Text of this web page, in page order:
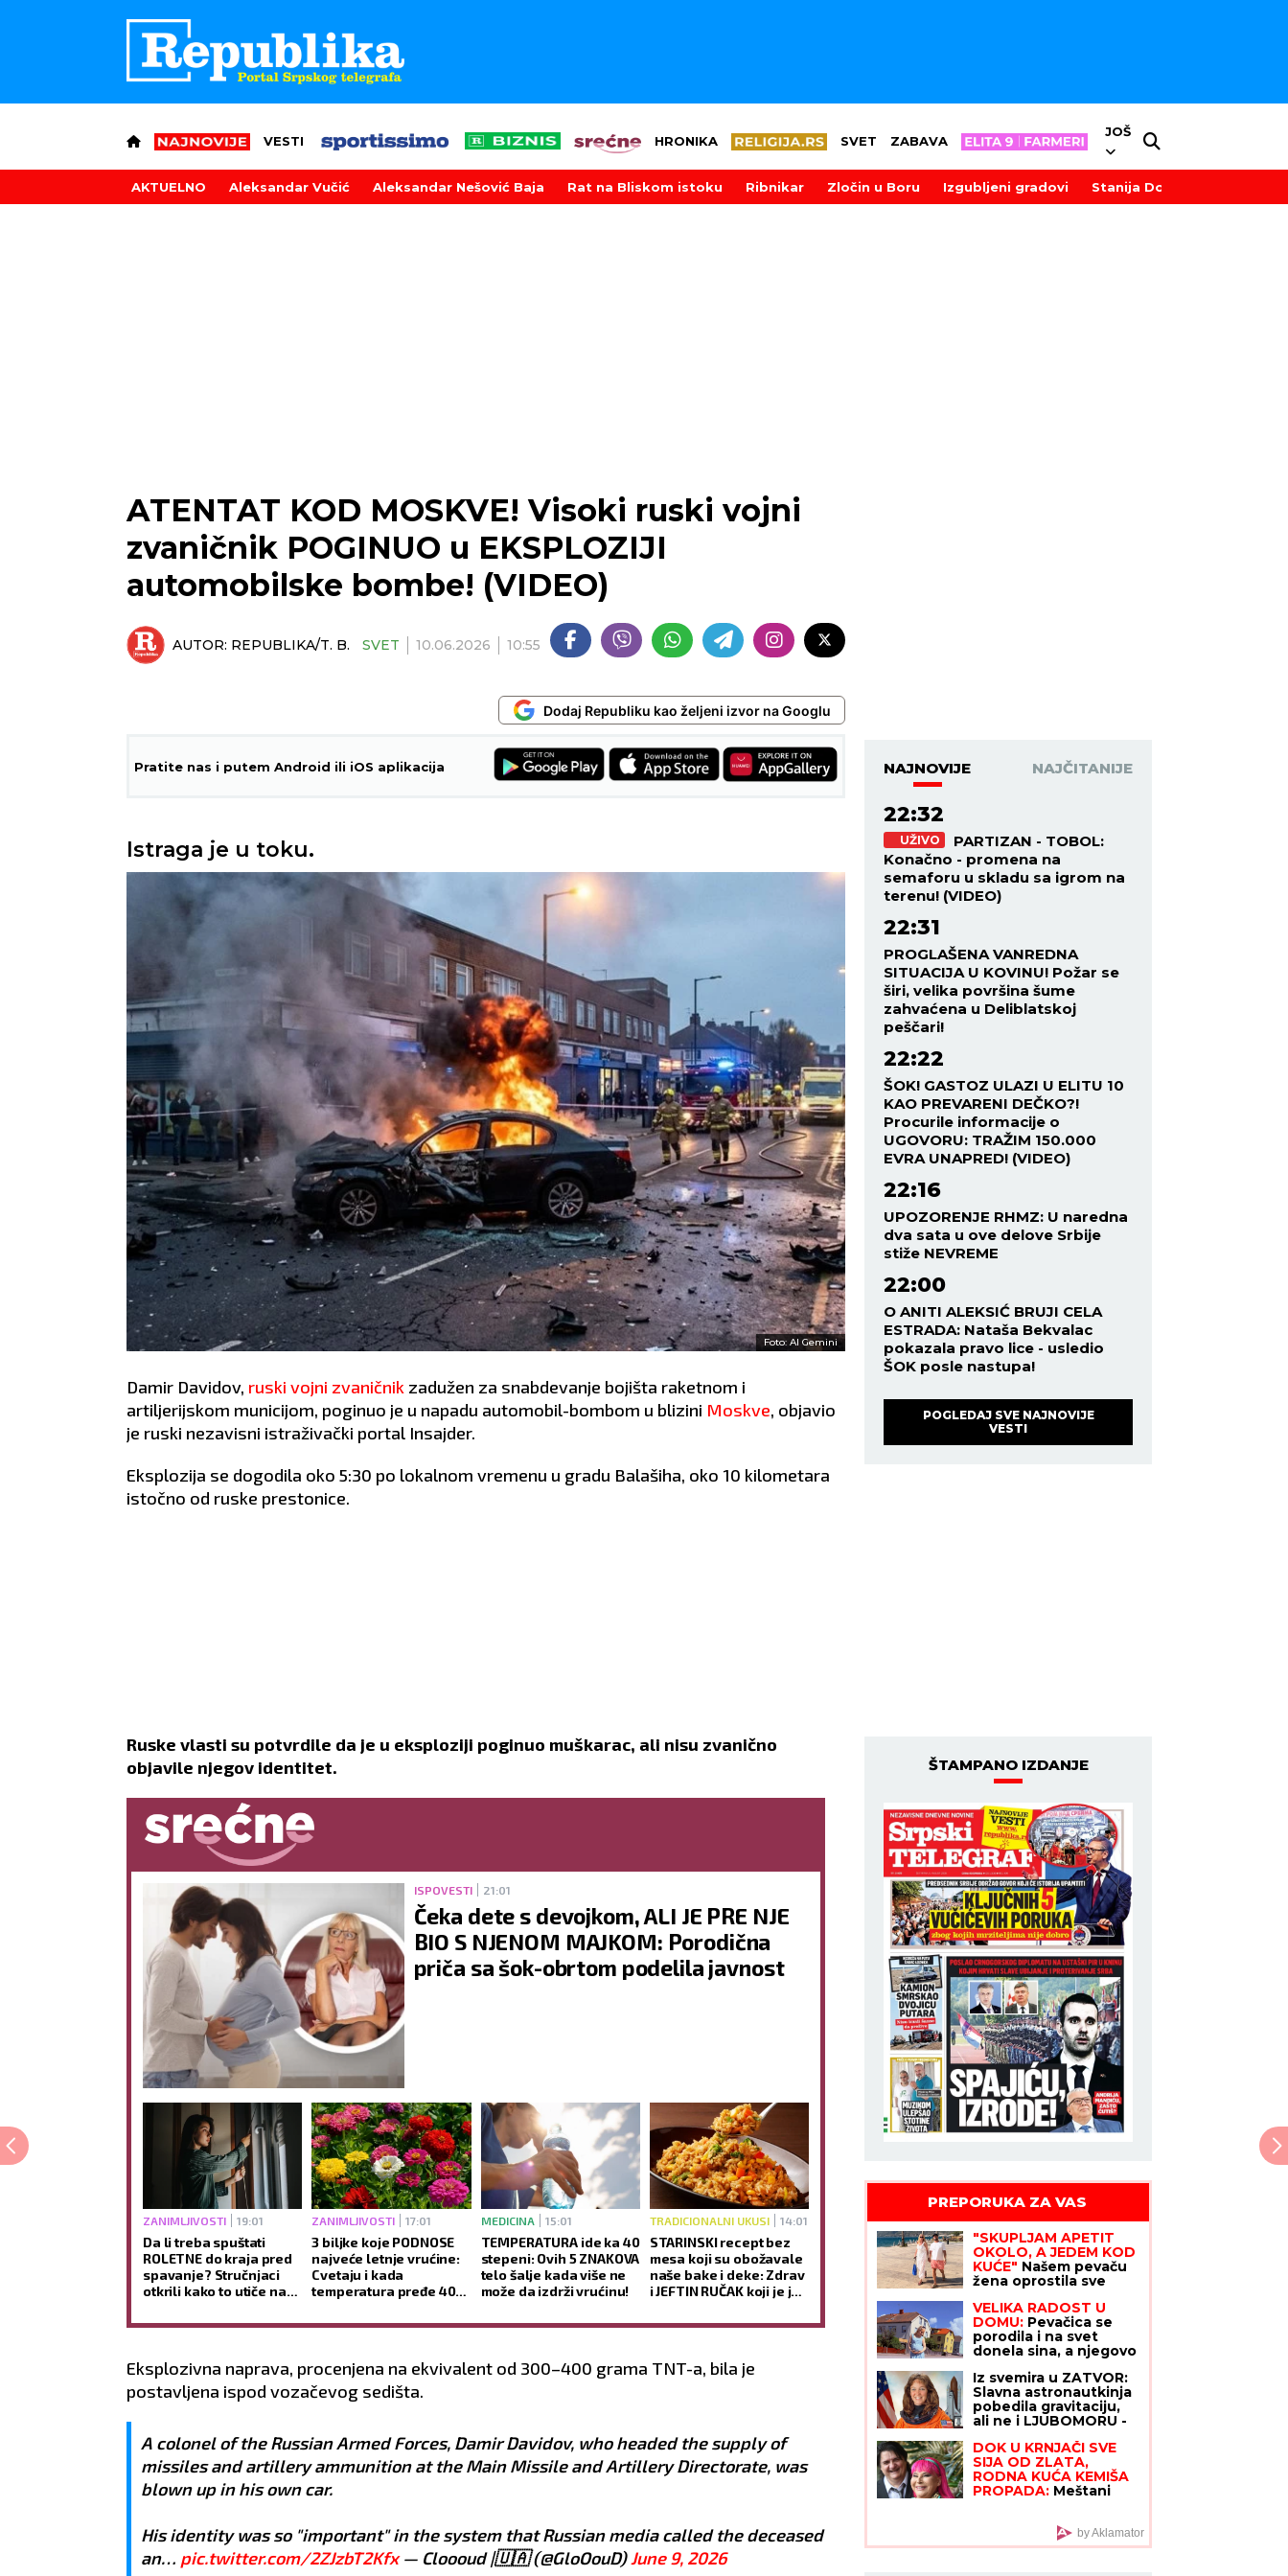
VESTI HRONIKA SVET ZABAVA
JOŠ
AKTUELNO Aleksandar Vučić Aleksandar Nešović Baja Rat na Bliskom istoku Ribnikar Zločin u Boru Izgubljeni gradovi Stanija Dobrojević
ATENTAT KOD MOSKVE! Visoki ruski vojni
zvaničnik POGINUO u EKSPLOZIJI
automobilske bombe! (VIDEO)
AUTOR: REPUBLIKA/T. B. SVET 10.06.2026 10:55
Dodaj Republiku kao željeni izvor na Googlu
Pratite nas i putem Android ili iOS aplikacija
Istraga je u toku.
Foto: AI Gemini
Damir Davidov, ruski vojni zvaničnik zadužen za snabdevanje bojišta raketnom i
artiljerijskom municijom, poginuo je u napadu automobil-bombom u blizini Moskve, objavio
je ruski nezavisni istraživački portal Insajder.
Eksplozija se dogodila oko 5:30 po lokalnom vremenu u gradu Balašiha, oko 10 kilometara
istočno od ruske prestonice.
Ruske vlasti su potvrdile da je u eksploziji poginuo muškarac, ali nisu zvanično
objavile njegov identitet.
ISPOVESTI 21:01
Čeka dete s devojkom, ALI JE PRE NJE
BIO S NJENOM MAJKOM: Porodična
priča sa šok-obrtom podelila javnost
ZANIMLJIVOSTI 19:01
Da li treba spuštati
ROLETNE do kraja pred
spavanje? Stručnjaci
otkrili kako to utiče na
ZANIMLJIVOSTI 17:01
3 biljke koje PODNOSE
najveće letnje vrućine:
Cvetaju i kada
temperatura pređe 40
MEDICINA 15:01
TEMPERATURA ide ka 40
stepeni: Ovih 5 ZNAKOVA
telo šalje kada više ne
može da izdrži vrućinu!
TRADICIONALNI UKUSI 14:01
STARINSKI recept bez
mesa koji su obožavale
naše bake i deke: Zdrav
i JEFTIN RUČAK koji je još
Eksplozivna naprava, procenjena na ekvivalent od 300–400 grama TNT-a, bila je
postavljena ispod vozačevog sedišta.
A colonel of the Russian Armed Forces, Damir Davidov, who headed the supply of
missiles and artillery ammunition at the Main Missile and Artillery Directorate, was
blown up in his own car.
His identity was so "important" in the system that Russian media called the deceased
an… pic.twitter.com/2ZJzbT2Kfx— Cloooud |🇺🇦 (@GloOouD)June 9, 2026
NAJNOVIJE NAJČITANIJE
22:32
UŽIVO
PARTIZAN - TOBOL:
Konačno - promena na
semaforu u skladu sa igrom na
terenu! (VIDEO)
22:31
PROGLAŠENA VANREDNA
SITUACIJA U KOVINU! Požar se
širi, velika površina šume
zahvaćena u Deliblatskoj
peščari!
22:22
ŠOK! GASTOZ ULAZI U ELITU 10
KAO PREVARENI DEČKO?!
Procurile informacije o
UGOVORU: TRAŽIM 150.000
EVRA UNAPRED! (VIDEO)
22:16
UPOZORENJE RHMZ: U naredna
dva sata u ove delove Srbije
stiže NEVREME
22:00
O ANITI ALEKSIĆ BRUJI CELA
ESTRADA: Nataša Bekvalac
pokazala pravo lice - usledio
ŠOK posle nastupa!
POGLEDAJ SVE NAJNOVIJE
VESTI
ŠTAMPANO IZDANJE
PREPORUKA ZA VAS
"SKUPLJAM APETIT
OKOLO, A JEDEM KOD
KUĆE" Našem pevaču
žena oprostila sve
kažem da nisam
pogledao drugu"
VELIKA RADOST U
DOMU: Pevačica se
porodila i na svet
donela sina, a njegovo
značenje
Iz svemira u ZATVOR:
Slavna astronautkinja
pobedila gravitaciju,
ali ne i LJUBOMORU -
naoružala se i krenula
u OBRAČUN sa
rivalkom
DOK U KRNJAČI SVE
SIJA OD ZLATA,
RODNA KUĆA KEMIŠA
PROPADA: Meštani
by Aklamator